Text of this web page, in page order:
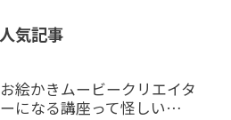
人気記事
お絵かきムービークリエイタ
ーになる講座って怪しい…